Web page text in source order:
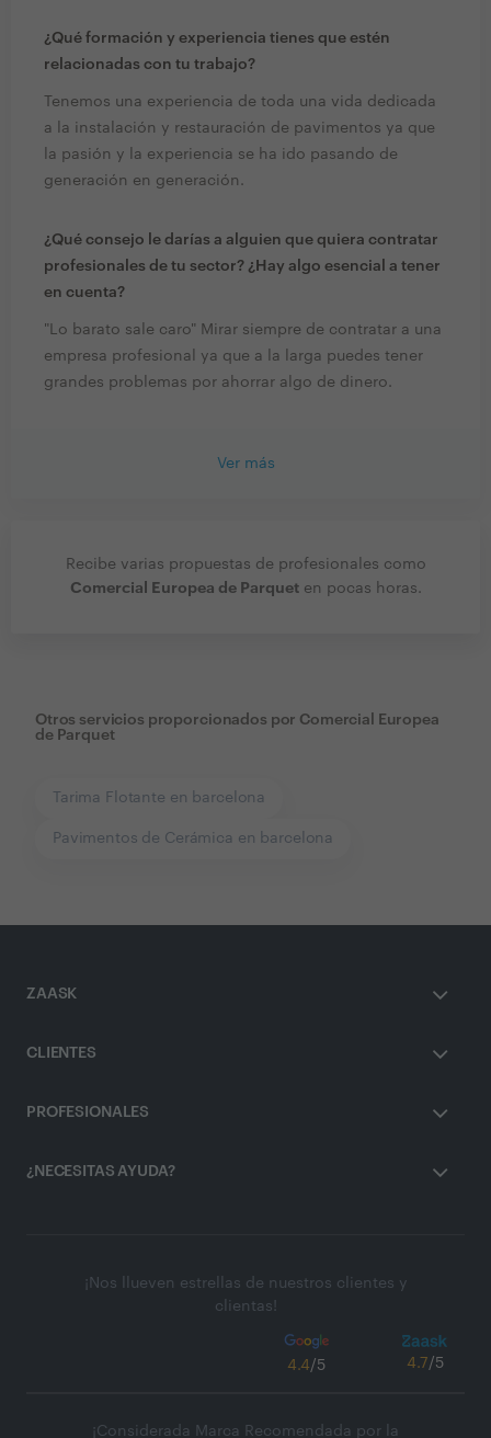
¿Qué formación y experiencia tienes que estén
relacionadas con tu trabajo?
Tenemos una experiencia de toda una vida dedicada
a la instalación y restauración de pavimentos ya que
la pasión y la experiencia se ha ido pasando de
generación en generación.
¿Qué consejo le darías a alguien que quiera contratar
profesionales de tu sector? ¿Hay algo esencial a tener
en cuenta?
"Lo barato sale caro" Mirar siempre de contratar a una
empresa profesional ya que a la larga puedes tener
grandes problemas por ahorrar algo de dinero.
Ver más
Recibe varias propuestas de profesionales como
Comercial Europea de Parqueten pocas horas.
Otros servicios proporcionados por Comercial Europea
de Parquet
Tarima Flotante en barcelona
Pavimentos de Cerámica en barcelona
ZAASK
CLIENTES
PROFESIONALES
¿NECESITAS AYUDA?
¡Nos llueven estrellas de nuestros clientes y
clientas!
4.4/5 4.7/5
¡Considerada Marca Recomendada por la